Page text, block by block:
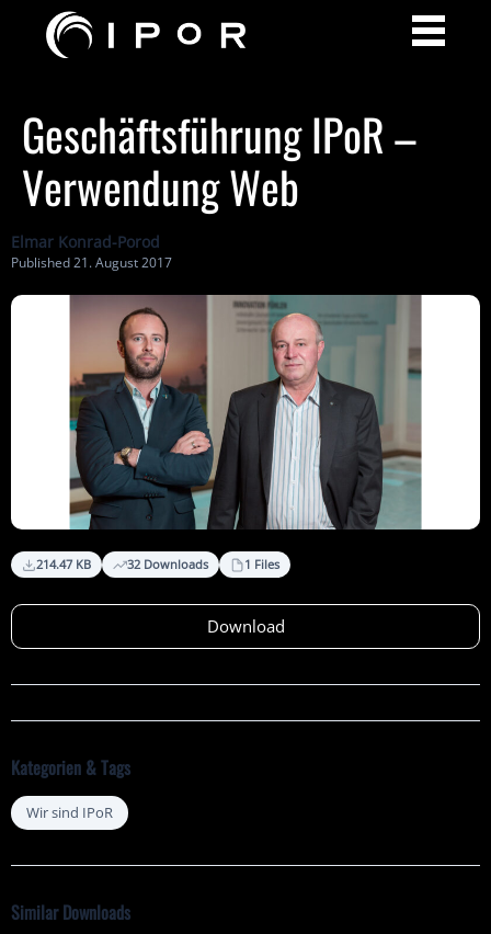
Geschäftsführung IPoR –
Verwendung Web
Elmar Konrad-Porod
Published 21. August 2017
214.47 KB 32 Downloads 1 Files
Download
Kategorien & Tags
Wir sind IPoR
Similar Downloads